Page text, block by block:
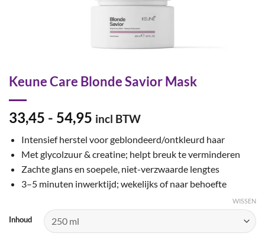
Keune Care Blonde Savior Mask
33,45 - 54,95 Prijsklasse:
tot
€54,95
incl BTW
Intensief herstel voor geblondeerd/ontkleurd haar
Met glycolzuur & creatine; helpt breuk te verminderen
Zachte glans en soepele, niet-verzwaarde lengtes
3–5 minuten inwerktijd; wekelijks of naar behoefte
Inhoud
WISSEN